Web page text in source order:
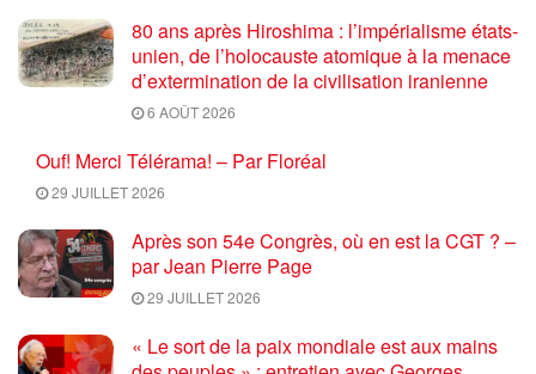
80 ans après Hiroshima : l’impérialisme états-
unien, de l’holocauste atomique à la menace
d’extermination de la civilisation iranienne
6 AOÛT 2026
Ouf! Merci Télérama! – Par Floréal
29 JUILLET 2026
Après son 54e Congrès, où en est la CGT ? –
par Jean Pierre Page
29 JUILLET 2026
« Le sort de la paix mondiale est aux mains